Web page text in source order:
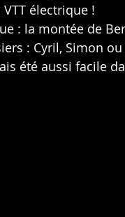
électrique !
: la montée de
: Cyril, Simon ou
été aussi facile